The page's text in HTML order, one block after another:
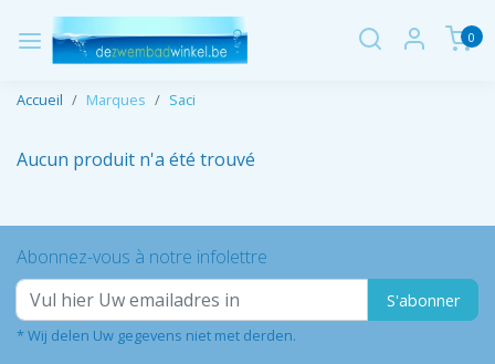
0
Accueil Marques Saci
Aucun produit n'a été trouvé
Abonnez-vous à notre infolettre
S'abonner
* Wij delen Uw gegevens niet met derden.